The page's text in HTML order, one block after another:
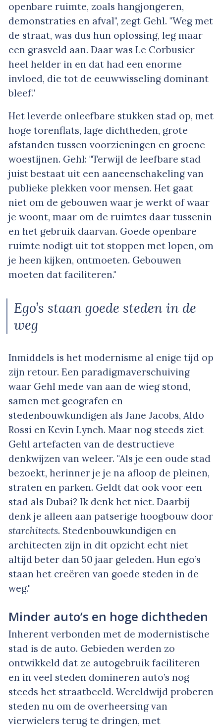
openbare ruimte, zoals hangjongeren,
demonstraties en afval", zegt Gehl. "Weg met
de straat, was dus hun oplossing, leg maar
een grasveld aan. Daar was Le Corbusier
heel helder in en dat had een enorme
invloed, die tot de eeuwwisseling dominant
bleef."
Het leverde onleefbare stukken stad op, met
hoge torenflats, lage dichtheden, grote
afstanden tussen voorzieningen en groene
woestijnen. Gehl: "Terwijl de leefbare stad
juist bestaat uit een aaneenschakeling van
publieke plekken voor mensen. Het gaat
niet om de gebouwen waar je werkt of waar
je woont, maar om de ruimtes daar tussenin
en het gebruik daarvan. Goede openbare
ruimte nodigt uit tot stoppen met lopen, om
je heen kijken, ontmoeten. Gebouwen
moeten dat faciliteren."
Ego’s staan goede steden in de
weg
Inmiddels is het modernisme al enige tijd op
zijn retour. Een paradigmaverschuiving
waar Gehl mede van aan de wieg stond,
samen met geografen en
stedenbouwkundigen als Jane Jacobs, Aldo
Rossi en Kevin Lynch. Maar nog steeds ziet
Gehl artefacten van de destructieve
denkwijzen van weleer. "Als je een oude stad
bezoekt, herinner je je na afloop de pleinen,
straten en parken. Geldt dat ook voor een
stad als Dubai? Ik denk het niet. Daarbij
denk je alleen aan patserige hoogbouw door
starchitects. Stedenbouwkundigen en
architecten zijn in dit opzicht echt niet
altijd beter dan 50 jaar geleden. Hun ego’s
staan het creëren van goede steden in de
weg."
Minder auto’s en hoge dichtheden
Inherent verbonden met de modernistische
stad is de auto. Gebieden werden zo
ontwikkeld dat ze autogebruik faciliteren
en in veel steden domineren auto’s nog
steeds het straatbeeld. Wereldwijd proberen
steden nu om de overheersing van
vierwielers terug te dringen, met